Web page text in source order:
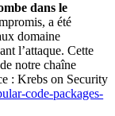
dans le
a été
domaine
l’attaque. Cette
notre chaîne
: Krebs on Security
code-packages-